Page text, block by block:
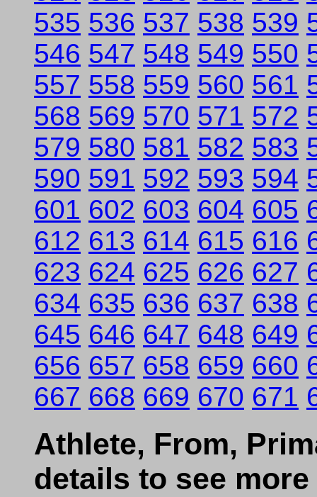
535 536 537 538 539
546 547 548 549 550
557 558 559 560 561
568 569 570 571 572
579 580 581 582 583
590 591 592 593 594
601 602 603 604 605
612 613 614 615 616
623 624 625 626 627
634 635 636 637 638
645 646 647 648 649
656 657 658 659 660
667 668 669 670 671
Athlete, From,
details to see more